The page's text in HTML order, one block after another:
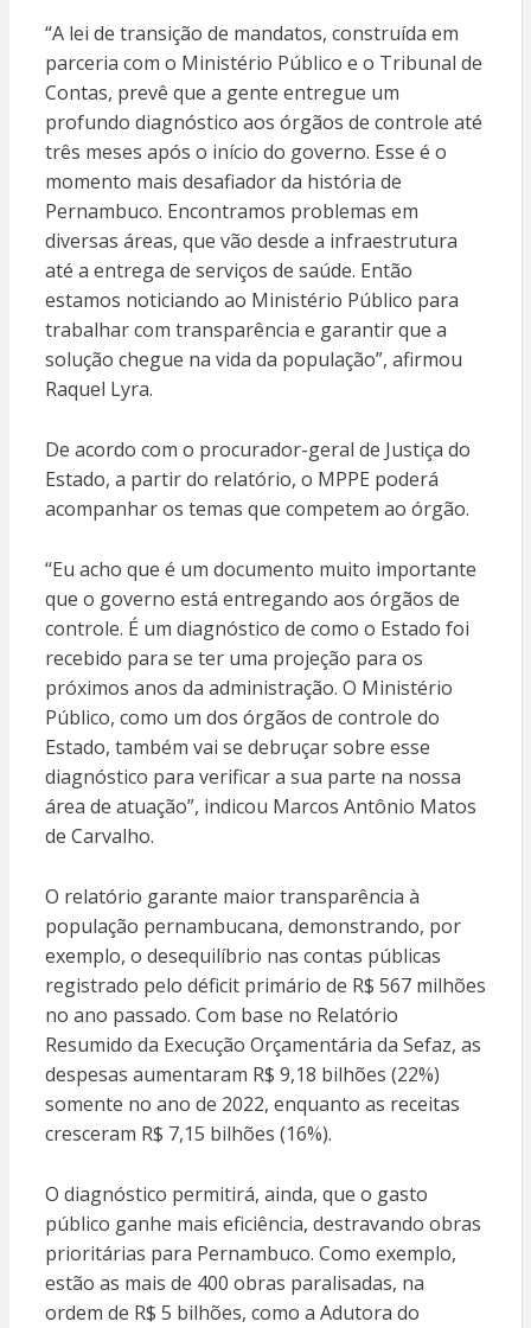
“A lei de transição de mandatos, construída em
parceria com o Ministério Público e o Tribunal de
Contas, prevê que a gente entregue um
profundo diagnóstico aos órgãos de controle até
três meses após o início do governo. Esse é o
momento mais desafiador da história de
Pernambuco. Encontramos problemas em
diversas áreas, que vão desde a infraestrutura
até a entrega de serviços de saúde. Então
estamos noticiando ao Ministério Público para
trabalhar com transparência e garantir que a
solução chegue na vida da população”, afirmou
Raquel Lyra.
De acordo com o procurador-geral de Justiça do
Estado, a partir do relatório, o MPPE poderá
acompanhar os temas que competem ao órgão.
“Eu acho que é um documento muito importante
que o governo está entregando aos órgãos de
controle. É um diagnóstico de como o Estado foi
recebido para se ter uma projeção para os
próximos anos da administração. O Ministério
Público, como um dos órgãos de controle do
Estado, também vai se debruçar sobre esse
diagnóstico para verificar a sua parte na nossa
área de atuação”, indicou Marcos Antônio Matos
de Carvalho.
O relatório garante maior transparência à
população pernambucana, demonstrando, por
exemplo, o desequilíbrio nas contas públicas
registrado pelo déficit primário de R$ 567 milhões
no ano passado. Com base no Relatório
Resumido da Execução Orçamentária da Sefaz, as
despesas aumentaram R$ 9,18 bilhões (22%)
somente no ano de 2022, enquanto as receitas
cresceram R$ 7,15 bilhões (16%).
O diagnóstico permitirá, ainda, que o gasto
público ganhe mais eficiência, destravando obras
prioritárias para Pernambuco. Como exemplo,
estão as mais de 400 obras paralisadas, na
ordem de R$ 5 bilhões, como a Adutora do